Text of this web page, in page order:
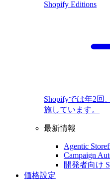
Shopify Editions
Shopifyでは年2回
施しています。
最新情報
Agentic
Campaign
開発者向け
価格設定